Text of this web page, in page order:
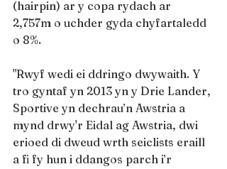
(hairpin) ar y copa rydach ar
2,757m o uchder gyda chyfartaledd
o 8%.
"Rwyf wedi ei ddringo dwywaith. Y
tro gyntaf yn 2013 yn y Drie Lander,
Sportive yn dechrau’n Awstria a
mynd drwy'r Eidal ag Awstria, dwi
erioed di dweud wrth seiclists eraill
a fi fy hun i ddangos parch i’r